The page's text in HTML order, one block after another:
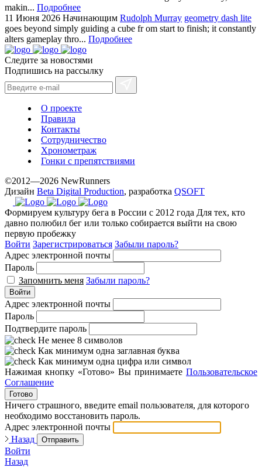
makin... Подробнее
11 Июня 2026 Начинающим Rudolph Murray geometry dash lite
goes beyond simply guiding a cube fr om start to finish; it constantly
alters gameplay thro... Подробнее
Следите за новостями
Подпишись на рассылку
О проекте
Правила
Контакты
Сотрудничество
Хронометраж
Гонки с препятствиями
©2012—2026 NewRunners
Дизайн Beta Digital Production, разработка QSOFT
Формируем культуру бега в России с 2012 года Для тех, кто
давно полюбил бег или только собирается выйти на свою
первую пробежку
Войти Зарегистрироваться Забыли пароль?
Адрес электронной почты
Пароль
Запомнить меня Забыли пароль?
Войти
Адрес электронной почты
Пароль
Подтвердите пароль
Не менее 8 символов
Как минимум одна заглавная буква
Как минимум одна цифра или символ
Нажимая кнопку «Готово» Вы принимаете Пользовательское
Соглашение
Готово
Ничего страшного, введите email пользователя, для которого
необходимо восстановить пароль.
Адрес электронной почты
Назад
Отправить
Войти
Назад